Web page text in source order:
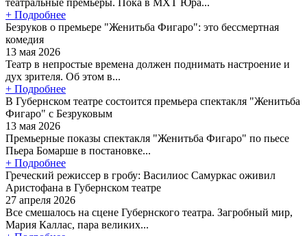
+ Подробнее
Безруков о премьере "Женитьба Фигаро": это бессмертная
комедия
13 мая 2026
Театр в непростые времена должен поднимать настроение и
дух зрителя. Об этом в...
+ Подробнее
В Губернском театре состоится премьера спектакля "Женитьба
Фигаро" с Безруковым
13 мая 2026
Премьерные показы спектакля "Женитьба Фигаро" по пьесе
Пьера Бомарше в постановке...
+ Подробнее
Греческий режиссер в гробу: Василиос Самуркас оживил
Аристофана в Губернском театре
27 апреля 2026
Все смешалось на сцене Губернского театра. Загробный мир,
Мария Каллас, пара великих...